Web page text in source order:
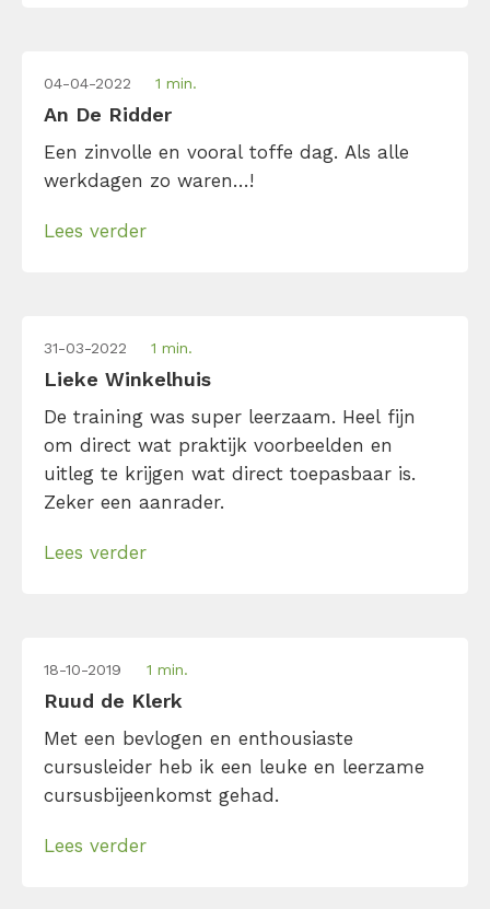
04-04-2022 1 min.
An De Ridder
Een zinvolle en vooral toffe dag. Als alle
werkdagen zo waren…!
Lees verder
31-03-2022 1 min.
Lieke Winkelhuis
De training was super leerzaam. Heel fijn
om direct wat praktijk voorbeelden en
uitleg te krijgen wat direct toepasbaar is.
Zeker een aanrader.
Lees verder
18-10-2019 1 min.
Ruud de Klerk
Met een bevlogen en enthousiaste
cursusleider heb ik een leuke en leerzame
cursusbijeenkomst gehad.
Lees verder